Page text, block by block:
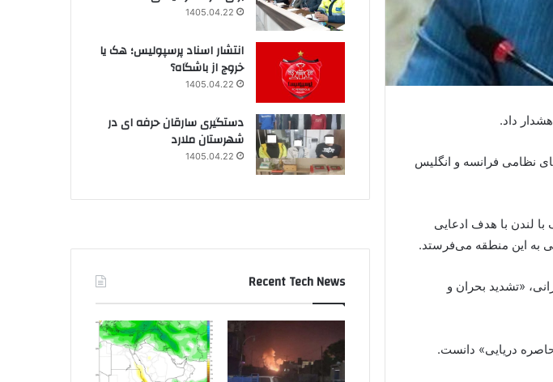
داد.
نظامی فرانسه و انگلیس
لندن با هدف ادعایی
به این منطقه می‌فرستد.
«تشدید بحران و
دریایی» دانست.
1405.04.22
انتشار اسناد پرسپولیس؛ هک یا
خروج از باشگاه؟
1405.04.22
دستگیری سارقان حرفه ای در
شهرستان ملارد
1405.04.22
Recent Tech News